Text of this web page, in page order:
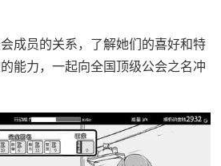
成员的关系，了解她们的喜好和特
能力，一起向全国顶级公会之名冲